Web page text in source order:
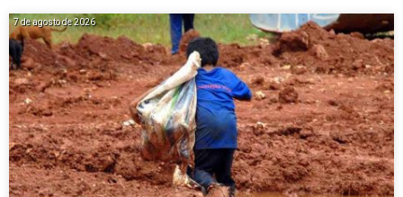
7 de agosto de 2026